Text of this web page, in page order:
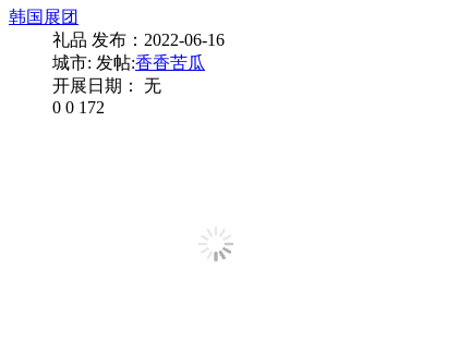
韩国展团
礼品 发布：2022-06-16
城市: 发帖:香香苦瓜
开展日期： 无
0 0 172